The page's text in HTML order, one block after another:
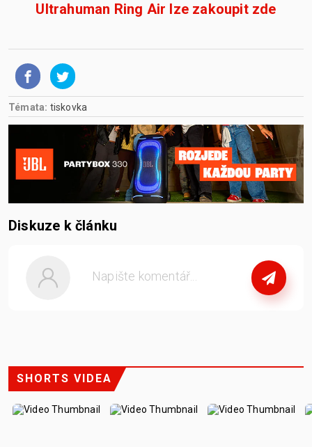
Ultrahuman Ring Air lze zakoupit zde
Témata: tiskovka
Diskuze k článku
SHORTS VIDEA